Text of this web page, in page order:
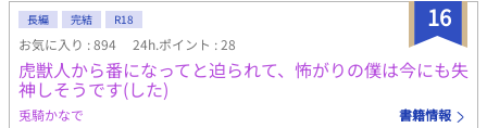
れからハイルに待っていたのは凶獣化を抑える為の道具としての
生活だった…。 凶獣化した半獣人の青年×生き残った人間の少年
✳︎流血表現多々あります ✳︎更新は不定期です。 ✳︎R18ですがエロ
少なめ…多分きっと。Rっぽいところには【✳︎】マーク入れます！
更新はのんびりまったりだと思います…m(__)m
16
長編 完結 R18
お気に入り : 894 24h.ポイント : 28
虎獣人から番になってと迫られて、怖がりの僕は今にも失
神しそうです(した)
兎騎かなで 書籍情報